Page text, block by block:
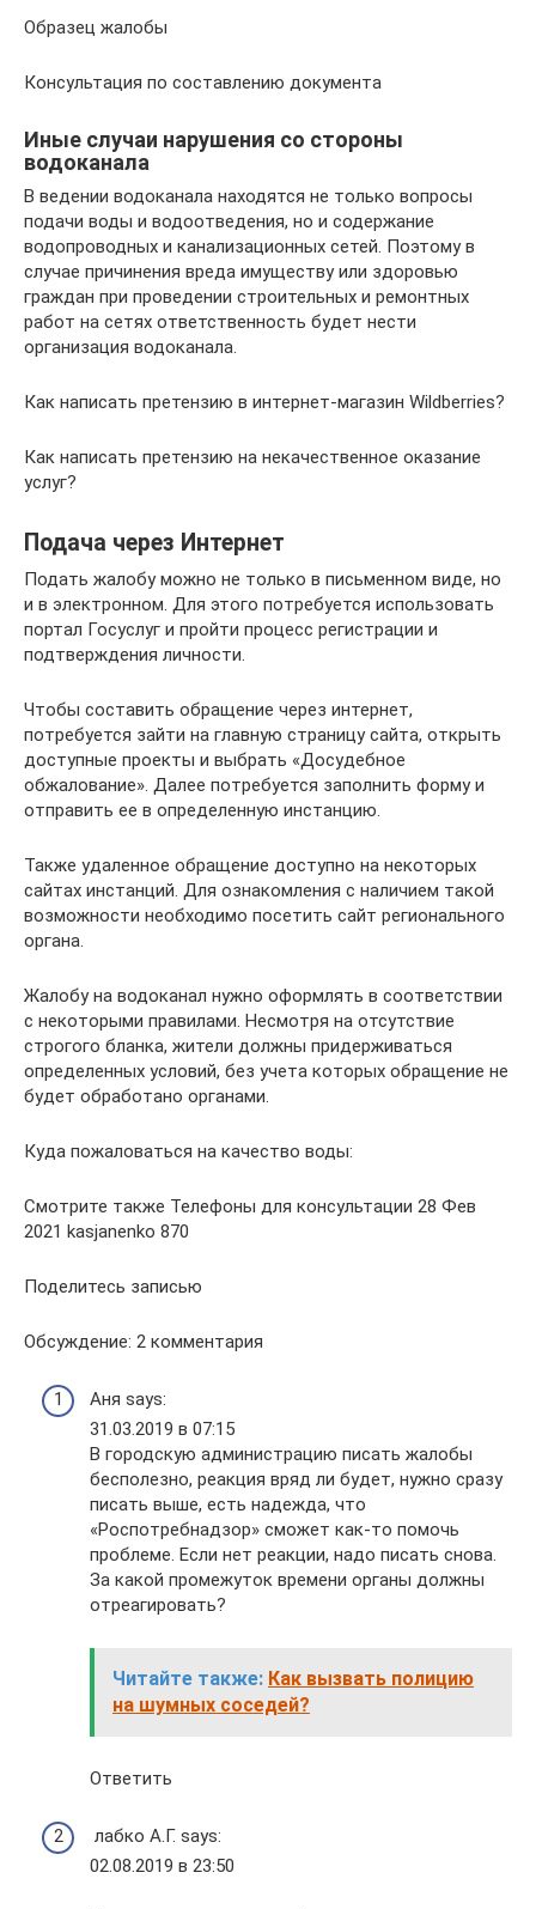
Образец жалобы
Консультация по составлению документа
Иные случаи нарушения со стороны
водоканала
В ведении водоканала находятся не только вопросы
подачи воды и водоотведения, но и содержание
водопроводных и канализационных сетей. Поэтому в
случае причинения вреда имуществу или здоровью
граждан при проведении строительных и ремонтных
работ на сетях ответственность будет нести
организация водоканала.
Как написать претензию в интернет-магазин Wildberries?
Как написать претензию на некачественное оказание
услуг?
Подача через Интернет
Подать жалобу можно не только в письменном виде, но
и в электронном. Для этого потребуется использовать
портал Госуслуг и пройти процесс регистрации и
подтверждения личности.
Чтобы составить обращение через интернет,
потребуется зайти на главную страницу сайта, открыть
доступные проекты и выбрать «Досудебное
обжалование». Далее потребуется заполнить форму и
отправить ее в определенную инстанцию.
Также удаленное обращение доступно на некоторых
сайтах инстанций. Для ознакомления с наличием такой
возможности необходимо посетить сайт регионального
органа.
Жалобу на водоканал нужно оформлять в соответствии
с некоторыми правилами. Несмотря на отсутствие
строгого бланка, жители должны придерживаться
определенных условий, без учета которых обращение не
будет обработано органами.
Куда пожаловаться на качество воды:
Смотрите также Телефоны для консультации 28 Фев
2021 kasjanenko 870
Поделитесь записью
Обсуждение: 2 комментария
Аня says:
31.03.2019 в 07:15
В городскую администрацию писать жалобы
бесполезно, реакция вряд ли будет, нужно сразу
писать выше, есть надежда, что
«Роспотребнадзор» сможет как-то помочь
проблеме. Если нет реакции, надо писать снова.
За какой промежуток времени органы должны
отреагировать?
Читайте также: Как вызвать полицию
на шумных соседей?
Ответить
лабко А.Г. says:
02.08.2019 в 23:50